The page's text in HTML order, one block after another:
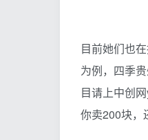
目前她们也
为例，四季
目请上中创
你卖200块，